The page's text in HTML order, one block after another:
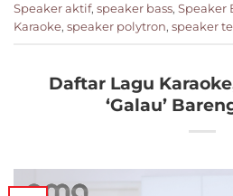
Speaker aktif, speaker bass, Speaker
Karaoke, speaker polytron, speaker
Daftar Lagu
‘Galau’